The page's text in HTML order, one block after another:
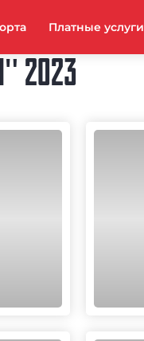
Платные услуги
2023